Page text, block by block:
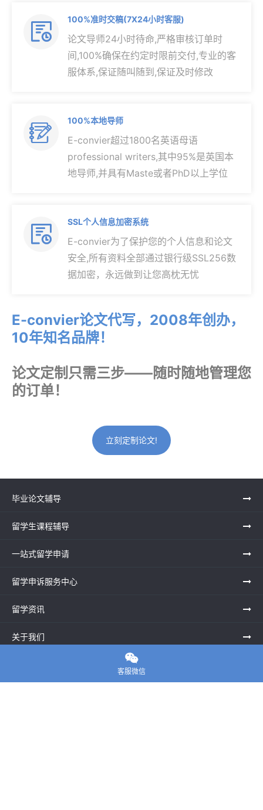

100%准时交稿(7X24小时客服)
论文导师24小时待命,严格审核订单时
间,100%确保在约定时限前交付,专业的客
服体系,保证随叫随到,保证及时修改

100%本地导师
E-convier超过1800名英语母语
professional writers,其中95%是英国本
地导师,并具有Maste或者PhD以上学位

SSL个人信息加密系统
E-convier为了保护您的个人信息和论文
安全,所有资料全部通过银行级SSL256数
据加密，永远做到让您高枕无忧
E-convier论文代写，2008年创办，
10年知名品牌！
论文定制只需三步——随时随地管理您
的订单！
立刻定制论文!
毕业论文辅导
留学生课程辅导
一站式留学申请
留学申诉服务中心
留学资讯
关于我们

客服微信